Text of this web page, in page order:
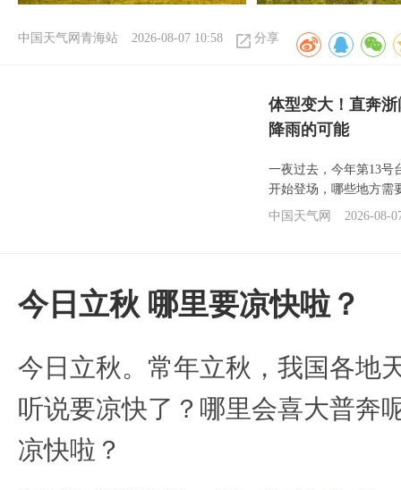
中国天气网青海站 2026-08-07 10:58 分享
体型变大！直奔
降雨的可能
一夜过去，今年第13号
开始登场，哪些地方需
中国天气网
2026-08-
今日立秋 哪里要凉快啦？
今日立秋。常年立秋，我国各地
听说要凉快了？哪里会喜大普奔
凉快啦？